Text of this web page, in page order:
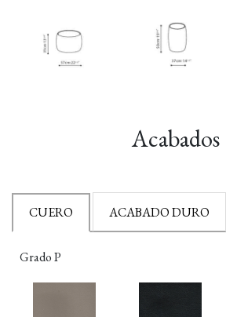
Acabados
CUERO ACABADO DURO
Grado P